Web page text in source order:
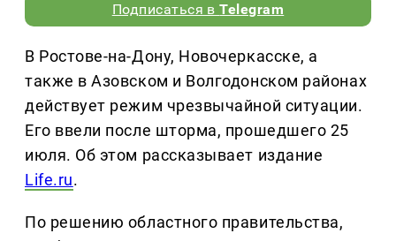
Подписаться вTelegram
В Ростове-на-Дону, Новочеркасске, а
также в Азовском и Волгодонском районах
действует режим чрезвычайной ситуации.
Его ввели после шторма, прошедшего 25
июля. Об этом рассказывает издание
Life.ru.
По решению областного правительства,